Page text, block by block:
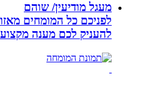
מעגל מודיעין/ שוהם
לפניכם כל המומחים מאזור
להעניק לכם מענה מקצועי